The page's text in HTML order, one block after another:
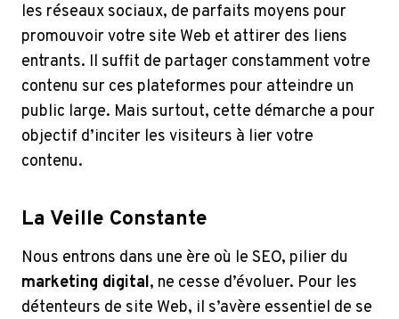
les réseaux sociaux, de parfaits moyens pour
promouvoir votre site Web et attirer des liens
entrants. Il suffit de partager constamment votre
contenu sur ces plateformes pour atteindre un
public large. Mais surtout, cette démarche a pour
objectif d’inciter les visiteurs à lier votre
contenu.
La Veille Constante
Nous entrons dans une ère où le SEO, pilier du
marketing digital, ne cesse d’évoluer. Pour les
détenteurs de site Web, il s’avère essentiel de se